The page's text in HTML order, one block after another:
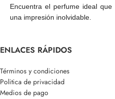
Encuentra el perfume ideal
una impresión inolvidable.
ENLACES RÁPIDOS
Términos y condiciones
Politica de privacidad
Medios de pago